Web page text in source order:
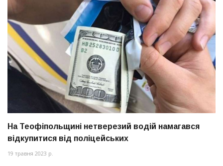
На Теофіпольщині нетверезий водій намагався
відкупитися від поліцейських
19 травня 2023 р.